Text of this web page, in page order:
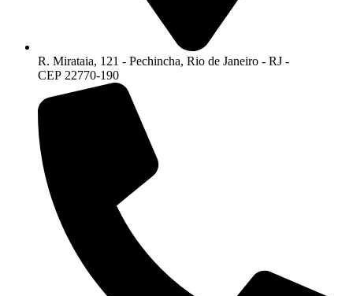
R. Mirataia, 121 - Pechincha, Rio de Janeiro - RJ -
CEP 22770-190